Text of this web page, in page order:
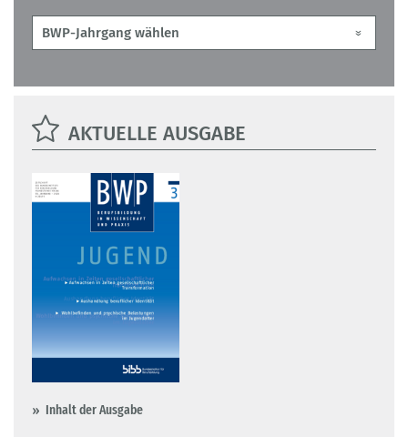
AKTUELLE AUSGABE
Inhalt der Ausgabe